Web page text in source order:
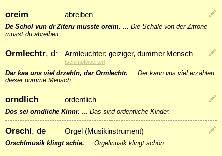
oreim abreiben
De Schol vun dr Ziteru musste oreim.
Die Schale von der Zitrone
musst du abreiben.
Ormlechtr, dr Armleuchter; geiziger, dummer Mensch
[schimpfwoerter]
Dar kaa uns viel drzehln, dar Ormlechtr.
Der kann uns viel erzählen,
dieser dumme Mensch.
orndlich ordentlich
Dos sei orndliche Kinnr. Das sind ordentliche Kinder.
Orschl, de Orgel (Musikinstrument)
Orschlmusik klingt schie. Orgelmusik klingt schön.